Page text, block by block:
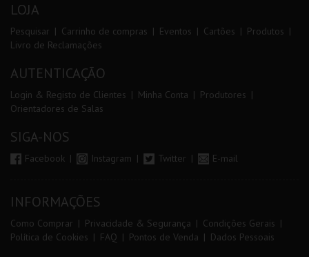
LOJA
Pesquisar Carrinho de compras Eventos Cartões
Produtos
Livro de Reclamações
AUTENTICAÇÃO
Login & Registo de Clientes Minha Conta
Produtores
Orientadores de Salas
SIGA-NOS
Facebook Instagram Twitter E-mail
INFORMAÇÕES
Como Comprar Privacidade & Segurança
Condições Gerais
Política de Cookies
FAQ Pontos de Venda Dados Pessoais